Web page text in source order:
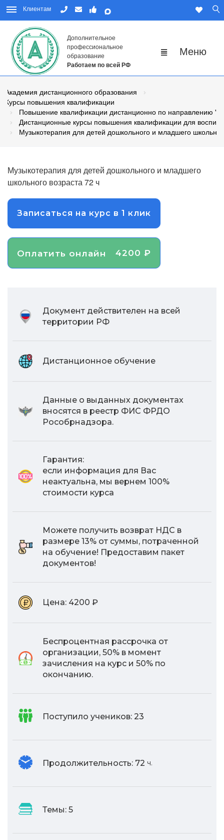
Клиентам
Дополнительное
профессиональное
образование
Работаем по всей РФ
Академия дистанционного образования
Курсы повышения квалификации
Повышение квалификации дистанционно по направлению
Дистанционные курсы повышения квалификации для
Музыкотерапия для детей дошкольного и младшего
Музыкотерапия для детей дошкольного и младшего
школьного возраста 72 ч
Записаться на курс в 1 клик
Оплатить онлайн 4200 ₽
Документ действителен на всей
территории РФ
Дистанционное обучение
Данные о выданных документах
вносятся в реестр ФИС ФРДО
Рособрнадзора.
Гарантия:
если информация для Вас
неактуальна, мы вернем 100%
стоимости курса
Можете получить возврат НДС в
размере 13% от суммы, потраченной
на обучение! Предоставим пакет
документов!
Цена: 4200 ₽
Беспроцентная рассрочка от
организации, 50% в момент
зачисления на курс и 50% по
окончанию.
Поступило учеников: 23
Продолжительность: 72 ч.
Темы: 5